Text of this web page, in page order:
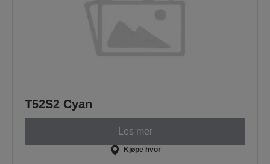
T52S2 Cyan
Les mer
Kjøpe hvor